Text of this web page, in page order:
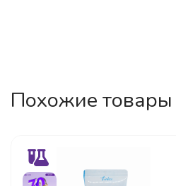
Похожие товары